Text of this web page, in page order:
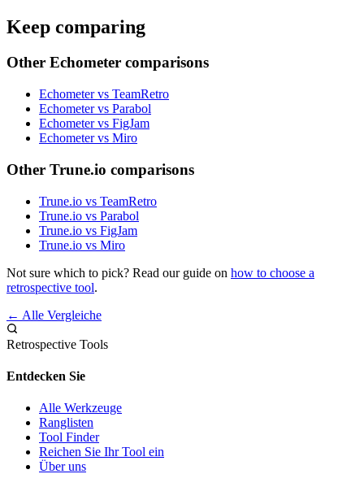
Keep comparing
Other Echometer comparisons
Echometer vs TeamRetro
Echometer vs Parabol
Echometer vs FigJam
Echometer vs Miro
Other Trune.io comparisons
Trune.io vs TeamRetro
Trune.io vs Parabol
Trune.io vs FigJam
Trune.io vs Miro
Not sure which to pick? Read our guide on how to choose a
retrospective tool.
← Alle Vergleiche
Retrospective Tools
Entdecken Sie
Alle Werkzeuge
Ranglisten
Tool Finder
Reichen Sie Ihr Tool ein
Über uns